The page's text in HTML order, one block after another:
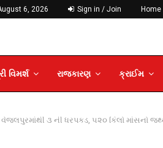
6, 2026 Sign in / Join Home
વિમર્શ રાજકારણ ક્રાઈમ
વેજલપુરમાંથી ૩ ની ધરપકડ, ૫૨૦ કિલો માંસનો